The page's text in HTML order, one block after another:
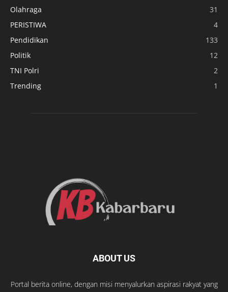
Olahraga
31
PERISTIWA
4
Pendidikan
133
Politik
12
TNI Polri
2
Trending
1
ABOUT US
Portal berita online, dengan misi menyalurkan aspirasi rakyat yang